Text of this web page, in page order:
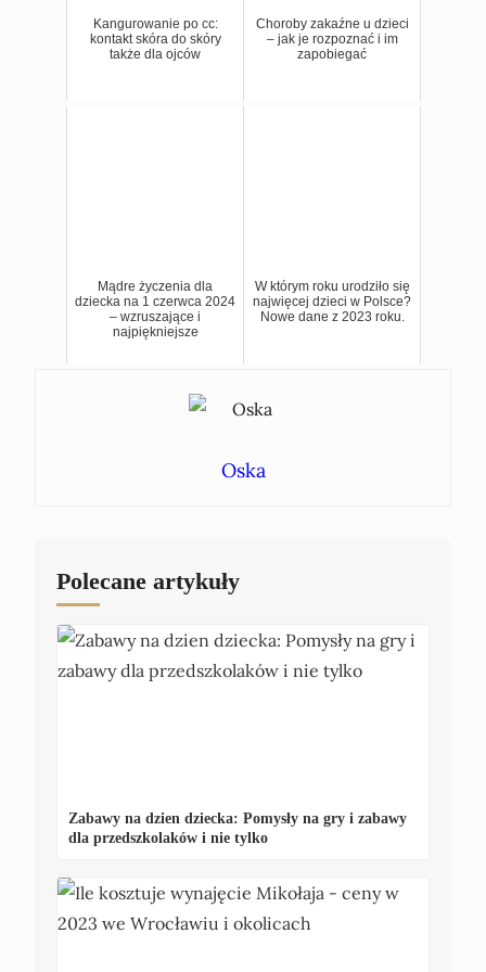
Kangurowanie po cc:
kontakt skóra do skóry
także dla ojców
Choroby zakaźne u dzieci
– jak je rozpoznać i im
zapobiegać
Mądre życzenia dla
dziecka na 1 czerwca 2024
– wzruszające i
najpiękniejsze
W którym roku urodziło się
najwięcej dzieci w Polsce?
Nowe dane z 2023 roku.
Oska
Polecane artykuły
Zabawy na dzien dziecka: Pomysły na gry i zabawy
dla przedszkolaków i nie tylko